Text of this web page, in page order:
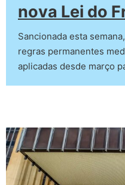
nova Lei do
Sancionada esta
regras permanentes
aplicadas desde março